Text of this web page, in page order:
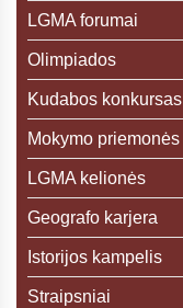
LGMA forumai
Olimpiados
Kudabos konkursas
Mokymo priemonės
LGMA kelionės
Geografo karjera
Istorijos kampelis
Straipsniai